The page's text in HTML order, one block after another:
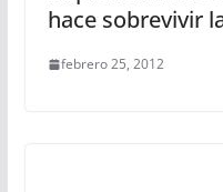
hace sobrevivir
febrero 25, 2012